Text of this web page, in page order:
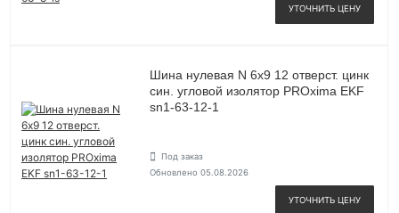
УТОЧНИТЬ ЦЕНУ
Шина нулевая N 6х9 12 отверст. цинк
син. угловой изолятор PROxima EKF
sn1-63-12-1
Под заказ
Обновлено 05.08.2026
УТОЧНИТЬ ЦЕНУ